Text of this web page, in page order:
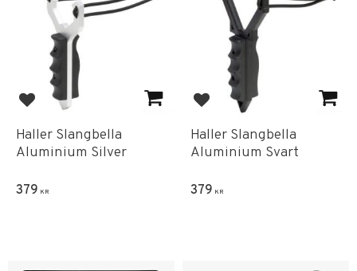
Lägg till i favoriter
Haller Slangbella
Aluminium Silver
379 KR
Lägg till i favoriter
Haller Slangbella
Aluminium Svart
379 KR